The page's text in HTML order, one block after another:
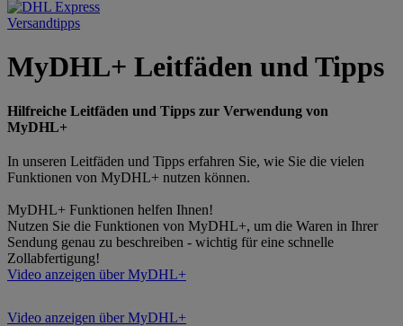
Versandtipps
MyDHL+ Leitfäden und Tipps
Hilfreiche Leitfäden und Tipps zur Verwendung von
MyDHL+
In unseren Leitfäden und Tipps erfahren Sie, wie Sie die vielen
Funktionen von MyDHL+ nutzen können.
MyDHL+ Funktionen helfen Ihnen!
Nutzen Sie die Funktionen von MyDHL+, um die Waren in Ihrer
Sendung genau zu beschreiben - wichtig für eine schnelle
Zollabfertigung!
Video anzeigen über MyDHL+
Video anzeigen über MyDHL+